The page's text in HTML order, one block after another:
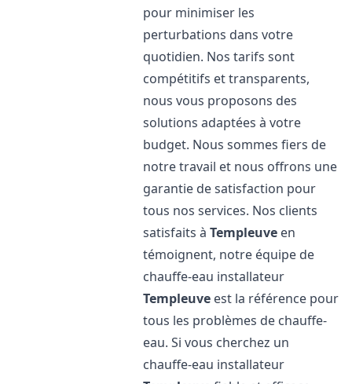
pour minimiser les
perturbations dans votre
quotidien. Nos tarifs sont
compétitifs et transparents,
nous vous proposons des
solutions adaptées à votre
budget. Nous sommes fiers de
notre travail et nous offrons une
garantie de satisfaction pour
tous nos services. Nos clients
satisfaits àTempleuve en
témoignent, notre équipe de
chauffe-eau installateur
Templeuve est la référence pour
tous les problèmes de chauffe-
eau. Si vous cherchez un
chauffe-eau installateur